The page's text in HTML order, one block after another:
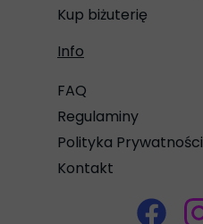
Kup biżuterię
Info
FAQ
Regulaminy
Polityka Prywatności
Kontakt